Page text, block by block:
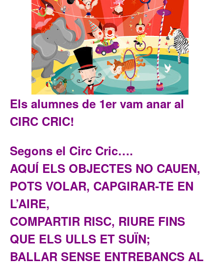
Els alumnes de 1er vam anar al
CIRC CRIC!
Segons el Circ Cric….
AQUÍ ELS OBJECTES NO CAUEN,
POTS VOLAR, CAPGIRAR-TE EN
L’AIRE,
COMPARTIR RISC, RIURE FINS
QUE ELS ULLS ET SUÏN;
BALLAR SENSE ENTREBANCS AL